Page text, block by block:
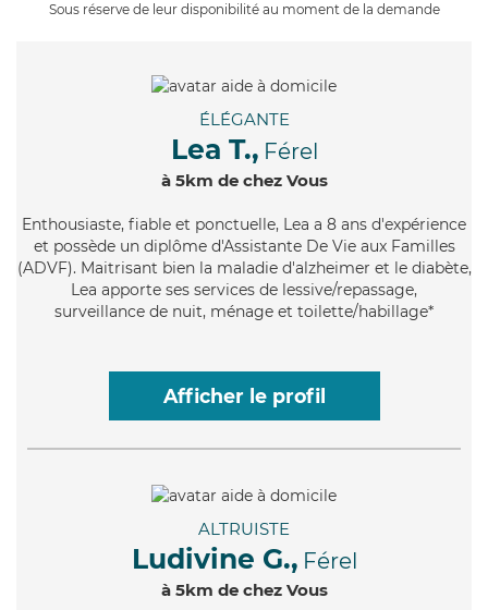
Sous réserve de leur disponibilité au moment de la demande
ÉLÉGANTE
Lea T., Férel
à 5km de chez Vous
Enthousiaste, fiable et ponctuelle, Lea a 8 ans d'expérience
et possède un diplôme d'Assistante De Vie aux Familles
(ADVF). Maitrisant bien la maladie d'alzheimer et le diabète,
Lea apporte ses services de lessive/repassage,
surveillance de nuit, ménage et toilette/habillage*
Afficher le profil
ALTRUISTE
Ludivine G., Férel
à 5km de chez Vous